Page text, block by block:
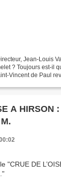
Jean-Louis
? Toujours est-il
Vincent de Paul
A HIRSON